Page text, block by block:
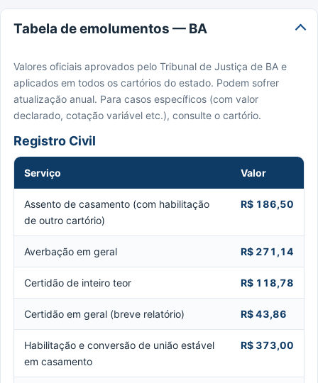
Tabela de emolumentos — BA
Valores oficiais aprovados pelo Tribunal de Justiça de BA e
aplicados em todos os cartórios do estado. Podem sofrer
atualização anual. Para casos específicos (com valor
declarado, cotação variável etc.), consulte o cartório.
Registro Civil
Serviço Valor
Assento de casamento (com habilitação
de outro cartório)
R$ 186,50
Averbação em geral R$ 271,14
Certidão de inteiro teor R$ 118,78
Certidão em geral (breve relatório) R$ 43,86
Habilitação e conversão de união estável
em casamento
R$ 373,00